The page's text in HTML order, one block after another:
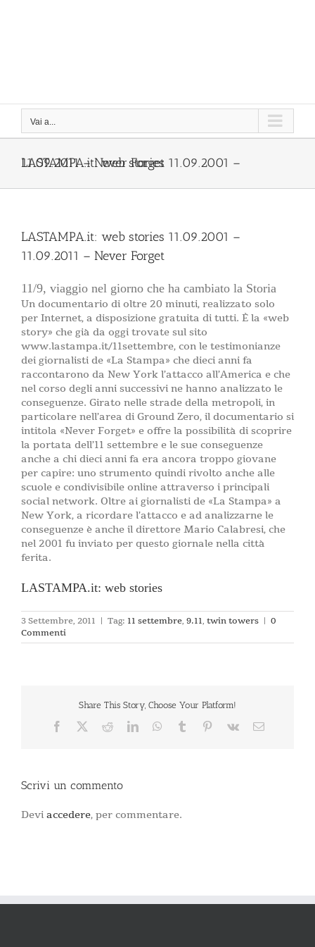
Vai a...
LASTAMPA.it: web stories 11.09.2001 – 11.09.2011 – Never Forget
LASTAMPA.it: web stories 11.09.2001 –
11.09.2011 – Never Forget
11/9, viaggio nel giorno che ha cambiato la Storia
Un documentario di oltre 20 minuti, realizzato solo
per Internet, a disposizione gratuita di tutti. È la «web
story» che già da oggi trovate sul sito
www.lastampa.it/11settembre, con le testimonianze
dei giornalisti de «La Stampa» che dieci anni fa
raccontarono da New York l’attacco all’America e che
nel corso degli anni successivi ne hanno analizzato le
conseguenze. Girato nelle strade della metropoli, in
particolare nell’area di Ground Zero, il documentario si
intitola «Never Forget» e offre la possibilità di scoprire
la portata dell’11 settembre e le sue conseguenze
anche a chi dieci anni fa era ancora troppo giovane
per capire: uno strumento quindi rivolto anche alle
scuole e condivisibile online attraverso i principali
social network. Oltre ai giornalisti de «La Stampa» a
New York, a ricordare l’attacco e ad analizzarne le
conseguenze è anche il direttore Mario Calabresi, che
nel 2001 fu inviato per questo giornale nella città
ferita.
LASTAMPA.it: web stories
3 Settembre, 2011 | Tag: 11 settembre, 9.11, twin towers | 0
Commenti
Share This Story, Choose Your Platform!
Facebook RedditLinkedInWhatsApp
Tumblr Pinterest
Vk Email
Scrivi un commento
Devi accedere, per commentare.